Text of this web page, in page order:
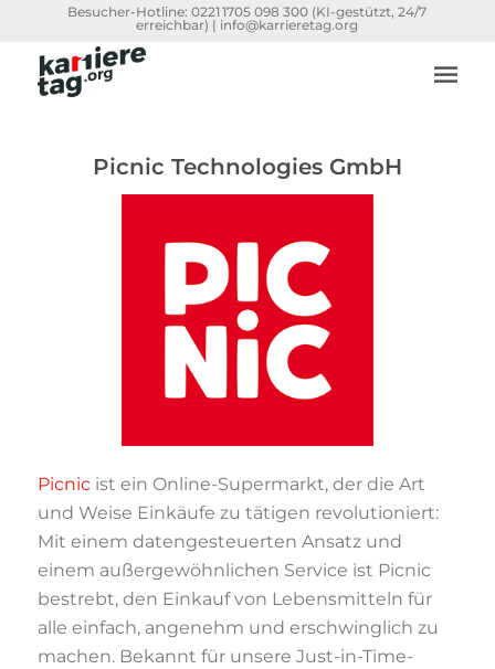
Besucher-Hotline:0221 1705 098 300 (KI-gestützt, 24/7
erreichbar) | info@karrieretag.org
Picnic Technologies GmbH
Picnicist ein Online-Supermarkt, der die Art
und Weise Einkäufe zu tätigen revolutioniert:
Mit einem datengesteuerten Ansatz und
einem außergewöhnlichen Service ist Picnic
bestrebt, den Einkauf von Lebensmitteln für
alle einfach, angenehm und erschwinglich zu
machen. Bekannt für unsere Just-in-Time-